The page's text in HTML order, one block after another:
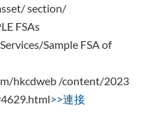
section/
FSAs
Sample FSA of
hkcdweb /content/2023
>>連接